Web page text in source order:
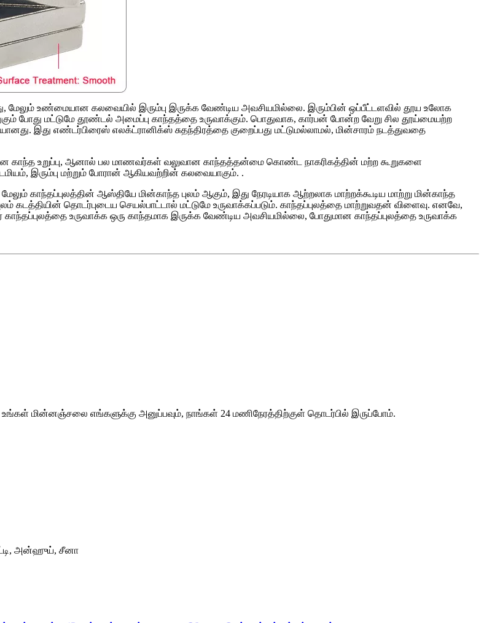
உண்மையான கலவையில் இரும்பு இருக்க வேண்டிய அவசியமில்லை. இரும்பின் ஒப்பீட்டளவில் தூய உலோக
மட்டுமே தூண்டல் அமைப்பு காந்தத்தை உருவாக்கும். பொதுவாக, கார்பன் போன்ற வேறு சில தூய்மையற்ற
இது எண்டர்பிரைஸ் எலக்ட்ரானிக்ஸ் சுதந்திரத்தை குறைப்பது மட்டுமல்லாமல், மின்சாரம் நடத்துவதை
காந்த உறுப்பு, ஆனால் பல மாணவர்கள் வலுவான காந்தத்தன்மை கொண்ட நாகரிகத்தின் மற்ற கூறுகளை
இரும்பு மற்றும் போரான் ஆகியவற்றின் கலவையாகும். .
காந்தப்புலத்தின் ஆஸ்தியே மின்காந்த புலம் ஆகும், இது நேரடியாக ஆற்றலாக மாற்றக்கூடிய மாற்று மின்காந்த
கடத்தியின் தொடர்புடைய செயல்பாட்டால் மட்டுமே உருவாக்கப்படும். காந்தப்புலத்தை மாற்றுவதன் விளைவு. எனவே,
உருவாக்க ஒரு காந்தமாக இருக்க வேண்டிய அவசியமில்லை, போதுமான காந்தப்புலத்தை உருவாக்க
உங்கள் மின்னஞ்சலை எங்களுக்கு அனுப்பவும், நாங்கள் 24 மணிநேரத்திற்குள் தொடர்பில் இருப்போம்.
அன்ஹுய், சீனா